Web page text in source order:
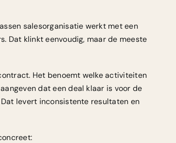
salesorganisatie werkt met een
Dat klinkt eenvoudig, maar de meeste
Het benoemt welke activiteiten
dat een deal klaar is voor de
levert inconsistente resultaten en